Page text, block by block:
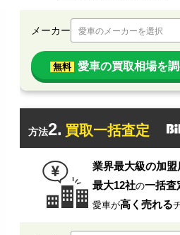
メーカー 愛車のメーカーを選択
無料 愛車の買取相場を
方法2. 買取一括査定
業界最大級の加盟
最大12社の一括査
愛車が高く売れる